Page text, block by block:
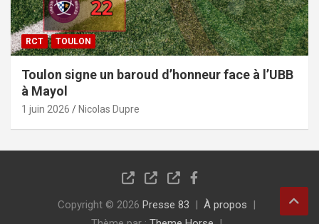
RCT TOULON
Toulon signe un baroud d’honneur face à l’UBB
à Mayol
1 juin 2026 Nicolas Dupre
Copyright © 2026 Presse 83
À propos